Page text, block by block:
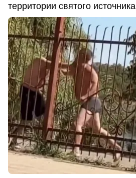
территории святого источника